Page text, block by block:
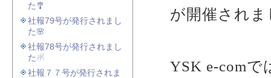
が開催されま
YSK e-com
た🎐
社報79号が発行されまし
た🌸
社報78号が発行されまし
た☃
社報７７号が発行されま